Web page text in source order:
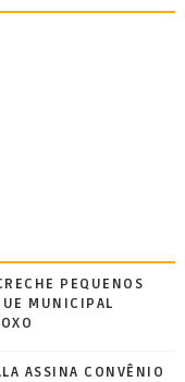
PEQUENOS
MUNICIPAL
ASSINA CONVÊNIO